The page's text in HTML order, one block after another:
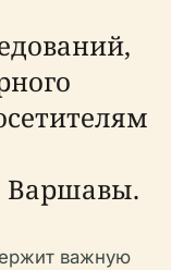
Варшавы.
важную